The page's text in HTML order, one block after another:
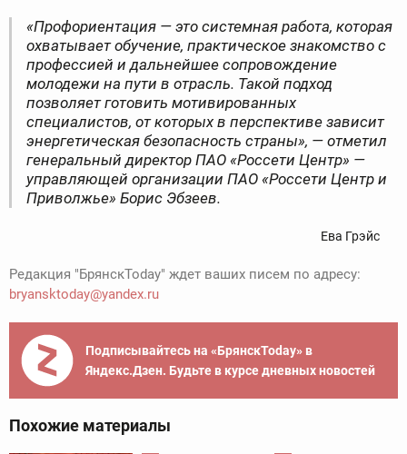
«Профориентация — это системная работа, которая
охватывает обучение, практическое знакомство с
профессией и дальнейшее сопровождение
молодежи на пути в отрасль. Такой подход
позволяет готовить мотивированных
специалистов, от которых в перспективе зависит
энергетическая безопасность страны», — отметил
генеральный директор ПАО «Россети Центр» —
управляющей организации ПАО «Россети Центр и
Приволжье» Борис Эбзеев.
Ева Грэйс
Редакция "БрянскToday" ждет ваших писем по адресу:
bryansktoday@yandex.ru
Подписывайтесь на «БрянскToday» в
Яндекс.Дзен. Будьте в курсе дневных новостей
Похожие материалы